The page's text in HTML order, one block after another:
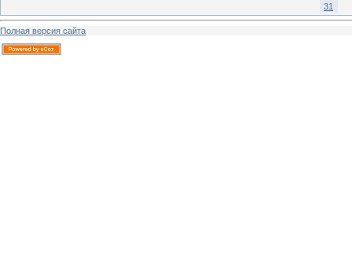
31
Полная версия сайта